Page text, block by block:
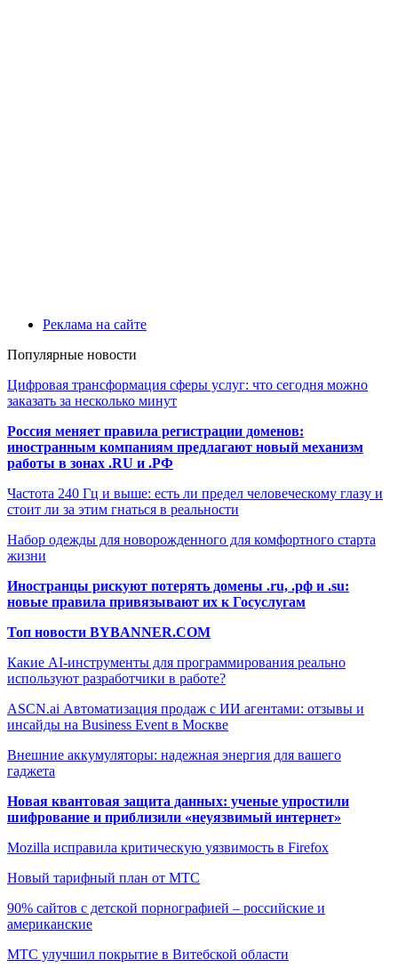
Реклама на сайте
Популярные новости
Цифровая трансформация сферы услуг: что сегодня можно
заказать за несколько минут
Россия меняет правила регистрации доменов:
иностранным компаниям предлагают новый механизм
работы в зонах .RU и .РФ
Частота 240 Гц и выше: есть ли предел человеческому глазу и
стоит ли за этим гнаться в реальности
Набор одежды для новорожденного для комфортного старта
жизни
Иностранцы рискуют потерять домены .ru, .рф и .su:
новые правила привязывают их к Госуслугам
Топ новости BYBANNER.COM
Какие AI-инструменты для программирования реально
используют разработчики в работе?
ASCN.ai Автоматизация продаж с ИИ агентами: отзывы и
инсайды на Business Event в Москве
Внешние аккумуляторы: надежная энергия для вашего
гаджета
Новая квантовая защита данных: ученые упростили
шифрование и приблизили «неуязвимый интернет»
Mozilla исправила критическую уязвимость в Firefox
Новый тарифный план от МТС
90% сайтов с детской порнографией – российские и
американские
МТС улучшил покрытие в Витебской области